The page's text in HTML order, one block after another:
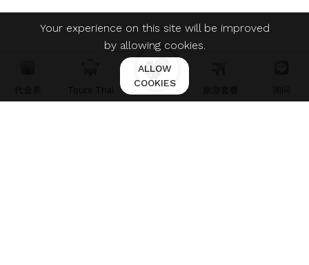
Your experience on this site will be improved
by allowing cookies.
ALLOW
COOKIES